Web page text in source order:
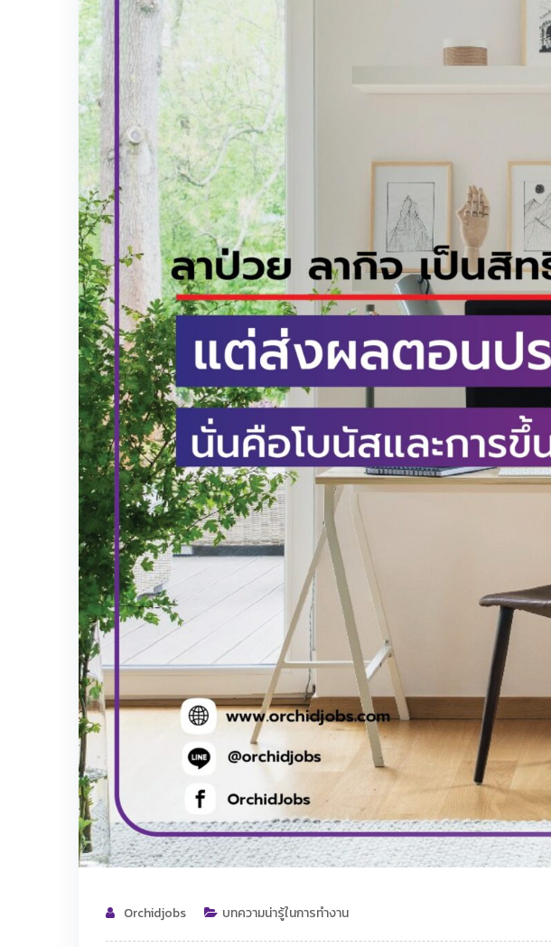
Orchidjobs บทความน่ารู้ในการทำงาน